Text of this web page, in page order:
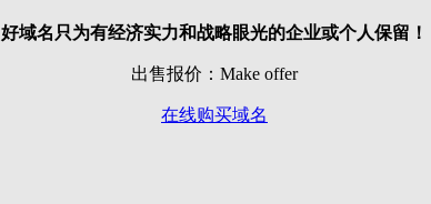
好域名只为有经济实力和战略眼光的企业或个人保留！
出售报价：Make offer
在线购买域名